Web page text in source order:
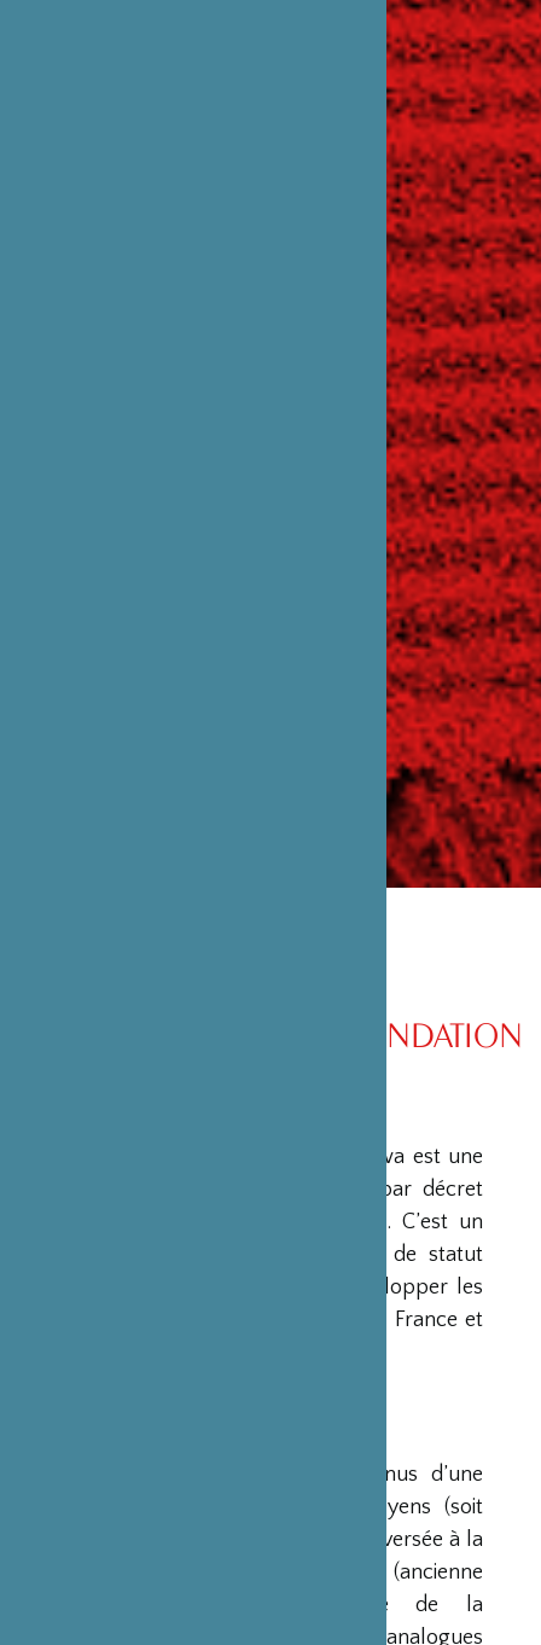
PRÉSENTATION DE LA FONDATION
La Fondation Franco-Japonaise Sasakawa est une
fondation reconnue d’utilité publique par décret
du Premier Ministre du 23 mars 1990. C’est un
organisme privé, sans but lucratif et de statut
français, qui a pour mission de « développer les
relations culturelles et d’amitié entre la France et
Ses ressources proviennent des revenus d’une
dotation initiale de trois milliards de yens (soit
environ 20 millions d’euros à l’époque) versée à la
France par la Fondation Nippon (ancienne
Fondation de l’Industrie Japonaise de la
Construction Navale). Des institutions analogues